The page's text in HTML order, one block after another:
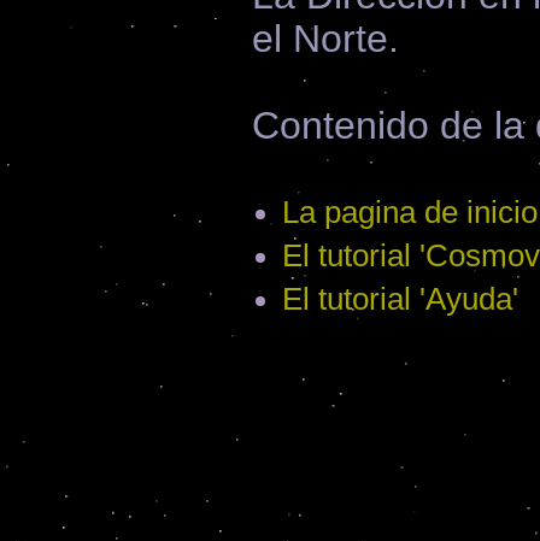
el Norte.
Contenido de la
La pagina de
El tutorial
El tutorial 'Ayuda'